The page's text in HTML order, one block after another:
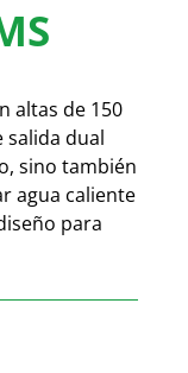
altas de 150
salida dual
sino también
agua caliente
para